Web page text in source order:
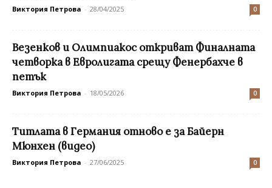
Виктория Петрова - 28/04/2025 0
Везенков и Олимпиакос откриват Финалната
четворка в Евролигата срещу Фенербахче в
петък
Виктория Петрова - 18/05/2026 0
Титлата в Германия отново е за Байерн
Мюнхен (видео)
Виктория Петрова - 27/06/2025 0